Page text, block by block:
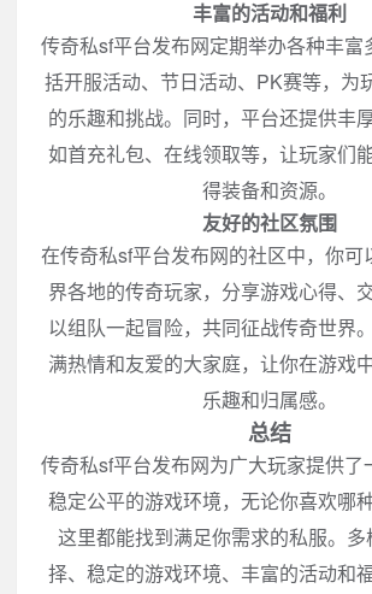
丰富的活动和福利
传奇私sf平台发布网定期举办各种丰富
括开服活动、节日活动、PK赛等，为
的乐趣和挑战。同时，平台还提供丰
如首充礼包、在线领取等，让玩家们
得装备和资源。
友好的社区氛围
在传奇私sf平台发布网的社区中，你可
界各地的传奇玩家，分享游戏心得、
以组队一起冒险，共同征战传奇世界
满热情和友爱的大家庭，让你在游戏
乐趣和归属感。
总结
传奇私sf平台发布网为广大玩家提供了
稳定公平的游戏环境，无论你喜欢哪
这里都能找到满足你需求的私服。
择、稳定的游戏环境、丰富的活动和